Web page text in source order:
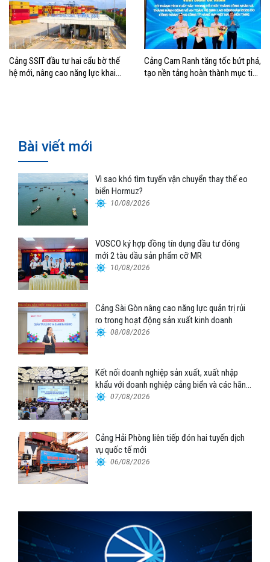
Cảng SSIT đầu tư hai cẩu bờ thế
hệ mới, nâng cao năng lực khai
Cảng Cam Ranh tăng tốc bứt phá,
tạo nền tảng hoàn thành mục tiêu
Bài viết mới
Vì sao khó tìm tuyến vận chuyển thay thế eo
biển Hormuz?
10/08/2026
VOSCO ký hợp đồng tín dụng đầu tư đóng
mới 2 tàu dầu sản phẩm cỡ MR
10/08/2026
Cảng Sài Gòn nâng cao năng lực quản trị rủi
ro trong hoạt động sản xuất kinh doanh
08/08/2026
Kết nối doanh nghiệp sản xuất, xuất nhập
khẩu với doanh nghiệp cảng biển và các hãng
tàu 07/08/2026
Cảng Hải Phòng liên tiếp đón hai tuyến dịch
vụ quốc tế mới
06/08/2026